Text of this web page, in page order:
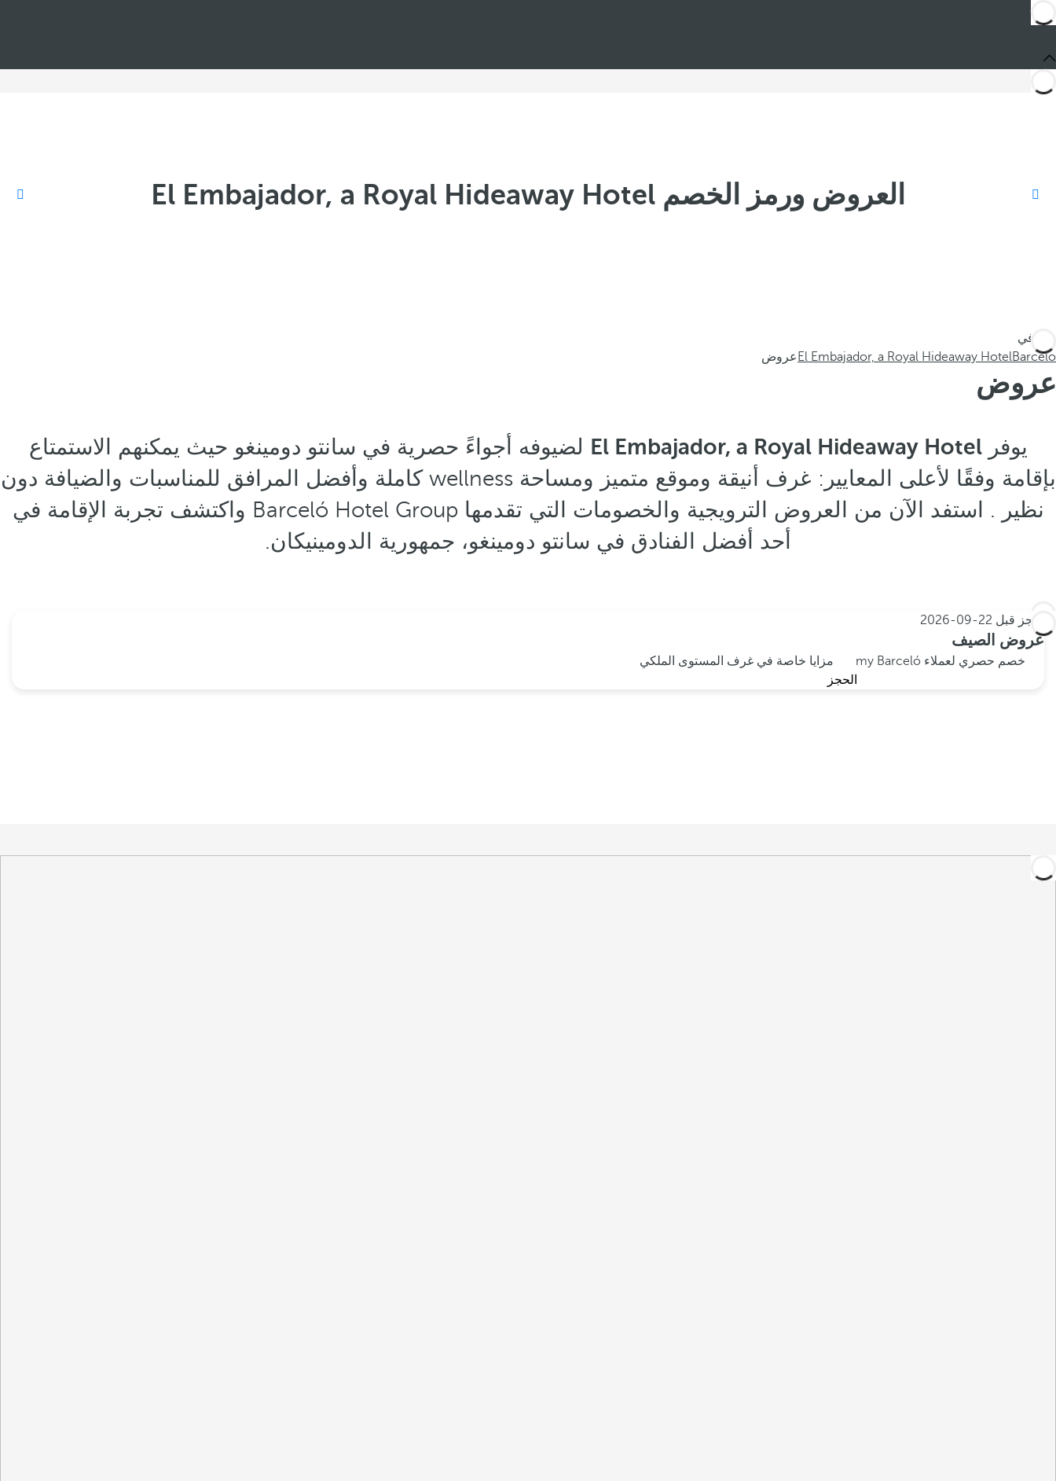
العروض ورمز الخصم El Embajador, a Royal Hideaway Hotel
أنت في
Barceló
El Embajador, a Royal Hideaway Hotel عروض
عروض
يوفرEl Embajador, a Royal Hideaway Hotel لضيوفه أجواءً حصرية في سانتو دومينغو حيث يمكنهم الاستمتاع
بإقامة وفقًا لأعلى المعايير: غرف أنيقة وموقع متميز ومساحة wellness كاملة وأفضل المرافق للمناسبات والضيافة دون
نظير . استفد الآن من العروض الترويجية والخصومات التي تقدمها Barceló Hotel Group واكتشف تجربة الإقامة في
أحد أفضل الفنادق في سانتو دومينغو، جمهورية الدومينيكان.
احجز قبل 22-09-2026
عروض الصيف
خصم حصري لعملاء my Barceló
مزايا خاصة في غرف المستوى الملكي
الحجز